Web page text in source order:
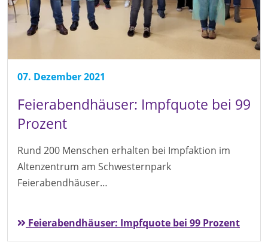
07. Dezember 2021
Feierabendhäuser: Impfquote bei 99
Prozent
Rund 200 Menschen erhalten bei Impfaktion im
Altenzentrum am Schwesternpark
Feierabendhäuser…
Feierabendhäuser: Impfquote bei 99 Prozent